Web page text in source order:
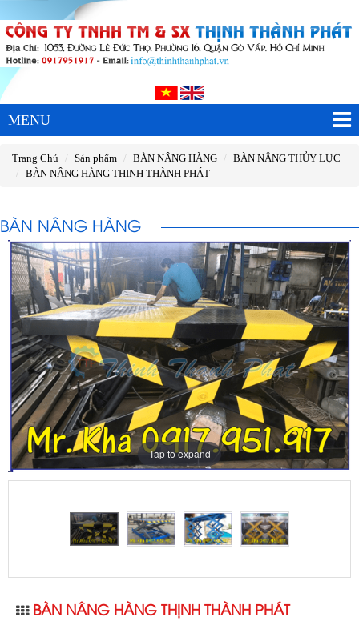
MENU
Trang Chủ Sản phẩm BÀN NÂNG HÀNG
BÀN NÂNG THỦY LỰC
BÀN NÂNG HÀNG THỊNH THÀNH PHÁT
BÀN NÂNG HÀNG
Tap to expand
BÀN NÂNG HÀNG THỊNH THÀNH PHÁT